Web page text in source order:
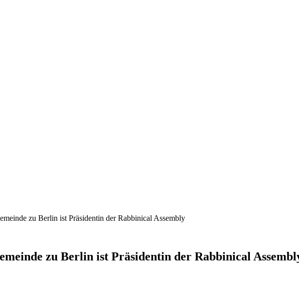
zu Berlin ist Präsidentin der Rabbinical Assembly
zu Berlin ist Präsidentin der Rabbinical